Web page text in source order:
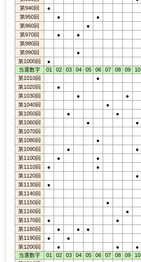
第940回
●
第950回
● ●
第960回
●
第970回
● ●
第980回
第990回
●
第1000回
●
当選数字
01 02 03 04 05 06 07 08 09 10
第1010回
●
第1020回
●
第1030回
● ●
第1040回
●
第1050回
● ●
第1060回
● ●
第1070回
第1080回
●
第1090回
● ●
第1100回
● ●
第1110回
●
●
第1120回
●
第1130回
●
第1140回
第1150回
●
第1160回
●
第1170回
● ●
第1180回
● ● ●
第1190回
● ●
第1200回
● ● ●
当選数字
01 02 03 04 05 06 07 08 09 10